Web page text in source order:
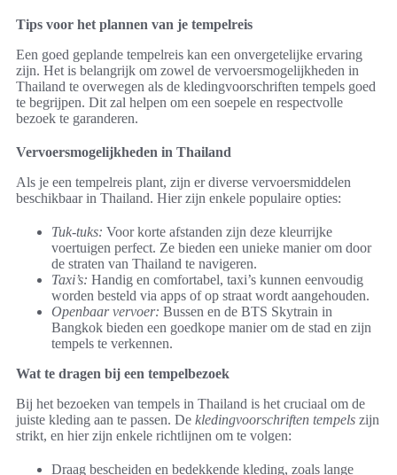
Tips voor het plannen van je tempelreis
Een goed geplande tempelreis kan een onvergetelijke ervaring
zijn. Het is belangrijk om zowel de vervoersmogelijkheden in
Thailand te overwegen als de kledingvoorschriften tempels goed
te begrijpen. Dit zal helpen om een soepele en respectvolle
bezoek te garanderen.
Vervoersmogelijkheden in Thailand
Als je een tempelreis plant, zijn er diverse vervoersmiddelen
beschikbaar in Thailand. Hier zijn enkele populaire opties:
Tuk-tuks: Voor korte afstanden zijn deze kleurrijke
voertuigen perfect. Ze bieden een unieke manier om door
de straten van Thailand te navigeren.
Taxi’s: Handig en comfortabel, taxi’s kunnen eenvoudig
worden besteld via apps of op straat wordt aangehouden.
Openbaar vervoer: Bussen en de BTS Skytrain in
Bangkok bieden een goedkope manier om de stad en zijn
tempels te verkennen.
Wat te dragen bij een tempelbezoek
Bij het bezoeken van tempels in Thailand is het cruciaal om de
juiste kleding aan te passen. De kledingvoorschriften tempels zijn
strikt, en hier zijn enkele richtlijnen om te volgen:
Draag bescheiden en bedekkende kleding, zoals lange